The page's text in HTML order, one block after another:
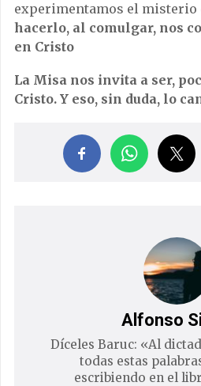
experimentamos el misterio
hacerlo, al comulgar, nos
en Cristo
La Misa nos invita a ser,
Cristo. Y eso, sin duda, lo
Alfonso
Díceles Baruc: «Al
todas estas
escribiendo en el